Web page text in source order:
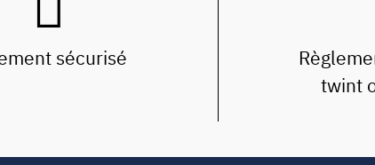
sécurisé
twint